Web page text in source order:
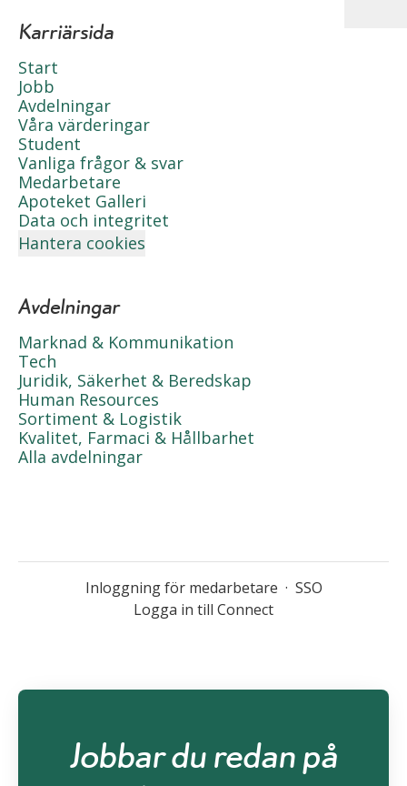
Karriärsida
Start
Jobb
Avdelningar
Våra värderingar
Student
Vanliga frågor & svar
Medarbetare
Apoteket Galleri
Data och integritet
Hantera cookies
Avdelningar
Marknad & Kommunikation
Tech
Juridik, Säkerhet & Beredskap
Human Resources
Sortiment & Logistik
Kvalitet, Farmaci & Hållbarhet
Alla avdelningar
Inloggning för medarbetare · SSO
Logga in till Connect
Jobbar du redan på